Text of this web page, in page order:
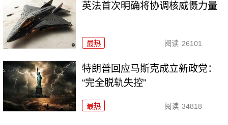
英法首次明确将协调核威慑力量
最热 阅读 26101
特朗普回应马斯克成立新政党：
“完全脱轨失控”
最热 阅读 34818